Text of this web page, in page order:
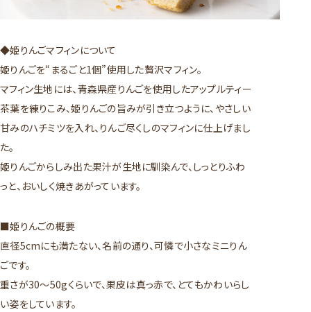
◆姫りんごマフィンについて
姫りんごを“まるごと1個”使用した贅沢マフィン。
マフィン生地には、青森県産りんごを使用したアップルティー
茶葉を練りこみ、姫りんごの旨みが引き立つように、やさしい
甘みのハチミツを入れ、りんご尽くしのマフィンに仕上げまし
た。
姫りんごからしみ出た果汁が生地に馴染んで、しっとりふわ
っと、おいしく焼きあがっています。
■姫りんごの概要
直径5cmにも満たない、名前の通り、可憐で小さなミニりん
ごです。
重さが30～50gくらいで、果皮は真っ赤で、とてもかわいらし
い姿をしています。